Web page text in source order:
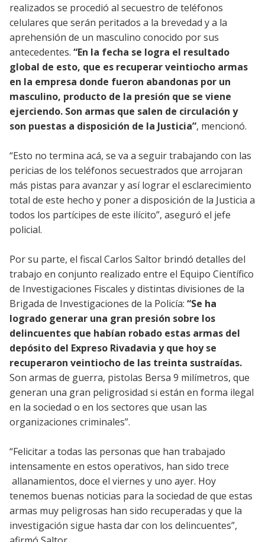
realizados se procedió al secuestro de teléfonos
celulares que serán peritados a la brevedad y a la
aprehensión de un masculino conocido por sus
antecedentes. “En la fecha se logra el resultado
global de esto, que es recuperar veintiocho armas
en la empresa donde fueron abandonas por un
masculino, producto de la presión que se viene
ejerciendo. Son armas que salen de circulación y
son puestas a disposición de la Justicia”, mencionó.
“Esto no termina acá, se va a seguir trabajando con las
pericias de los teléfonos secuestrados que arrojaran
más pistas para avanzar y así lograr el esclarecimiento
total de este hecho y poner a disposición de la Justicia a
todos los partícipes de este ilícito”, aseguró el jefe
policial.
Por su parte, el fiscal Carlos Saltor brindó detalles del
trabajo en conjunto realizado entre el Equipo Científico
de Investigaciones Fiscales y distintas divisiones de la
Brigada de Investigaciones de la Policía: “Se ha
logrado generar una gran presión sobre los
delincuentes que habían robado estas armas del
depósito del Expreso Rivadavia y que hoy se
recuperaron veintiocho de las treinta sustraídas.
Son armas de guerra, pistolas Bersa 9 milímetros, que
generan una gran peligrosidad si están en forma ilegal
en la sociedad o en los sectores que usan las
organizaciones criminales”.
“Felicitar a todas las personas que han trabajado
intensamente en estos operativos, han sido trece
allanamientos, doce el viernes y uno ayer. Hoy
tenemos buenas noticias para la sociedad de que estas
armas muy peligrosas han sido recuperadas y que la
investigación sigue hasta dar con los delincuentes”,